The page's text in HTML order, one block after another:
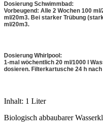
Dosierung Schwimmbad:
Vorbeugend: Alle 2 Wochen 100
ml/20m3. Bei starker Trübung
ml/20m3.
Dosierung Whirlpool:
1-mal wöchentlich 20 ml/1000 l
dosieren. Filterkartusche 24 h
Inhalt: 1 Liter
Biologisch abbaubarer